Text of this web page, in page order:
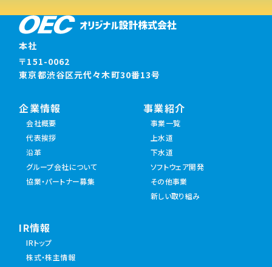
本社
〒151-0062
東京都渋谷区元代々木町30番13号
企業情報
会社概要
代表挨拶
沿革
グループ会社について
協業・パートナー募集
事業紹介
事業一覧
上水道
下水道
ソフトウェア開発
その他事業
新しい取り組み
IR情報
IRトップ
株式・株主情報